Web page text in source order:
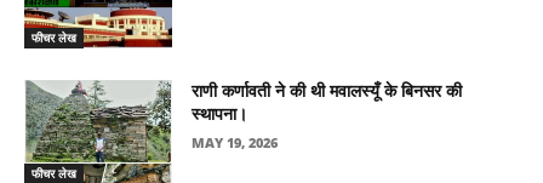
फीचर लेख
फीचर लेख
राणी कर्णावती ने की थी मवालस्यूँ के बिनसर की
स्थापना।
MAY 19, 2026